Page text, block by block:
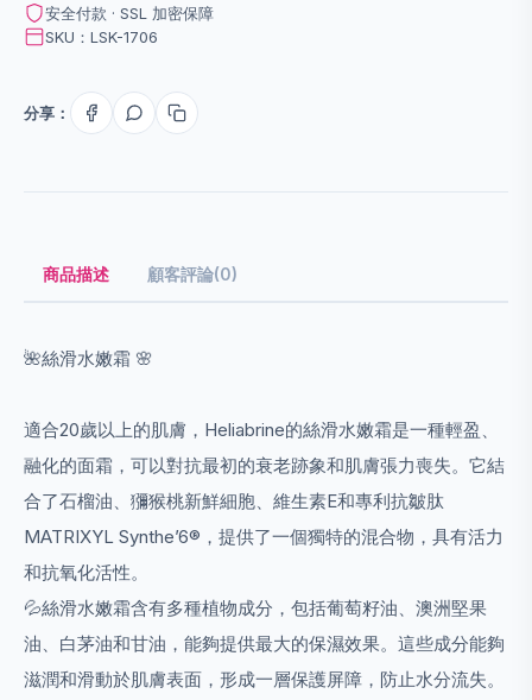
安全付款 · SSL 加密保障
SKU：LSK-1706
分享：
商品描述 顧客評論(0)
🌺絲滑水嫩霜 🌸
適合20歲以上的肌膚，Heliabrine的絲滑水嫩霜是一種輕盈、
融化的面霜，可以對抗最初的衰老跡象和肌膚張力喪失。它結
合了石榴油、獼猴桃新鮮細胞、維生素E和專利抗皺肽
MATRIXYL Synthe’6®，提供了一個獨特的混合物，具有活力
和抗氧化活性。
💦絲滑水嫩霜含有多種植物成分，包括葡萄籽油、澳洲堅果
油、白茅油和甘油，能夠提供最大的保濕效果。這些成分能夠
滋潤和滑動於肌膚表面，形成一層保護屏障，防止水分流失。